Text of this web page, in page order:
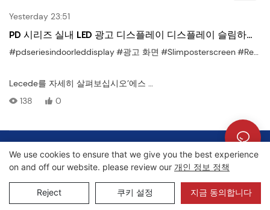
Yesterday 23:51
PD 시리즈 실내 LED 광고 디스플레이 디스플레이 슬림하고
밝고 실내 프로모션을 위해 제작되었습니다.
#pdseriesindoorleddisplay#광고 화면 #Slimposterscreen#RetailDigitalSignageleCedeled
Lecede를 자세히 살펴보십시오’에스
PD 시리즈 실내 LED 광고 디스플레이
소매 간판
. 이 제품은 비디오가 강조 표시됩니다
얇은 프로파일
138 0
저작권 © 2026 Lecede | 사이트맵|개인정보처리방침
We use cookies to ensure that we give you the best experience
on and off our website. please review our 개인 정보 정책
Reject 쿠키 설정 지금 동의합니다